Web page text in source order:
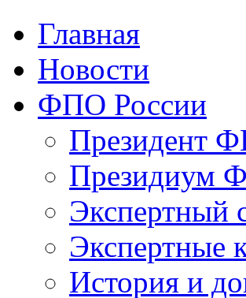
Главная
Новости
ФПО России
Президент
Президиум
Экспертный
Экспертные
История и